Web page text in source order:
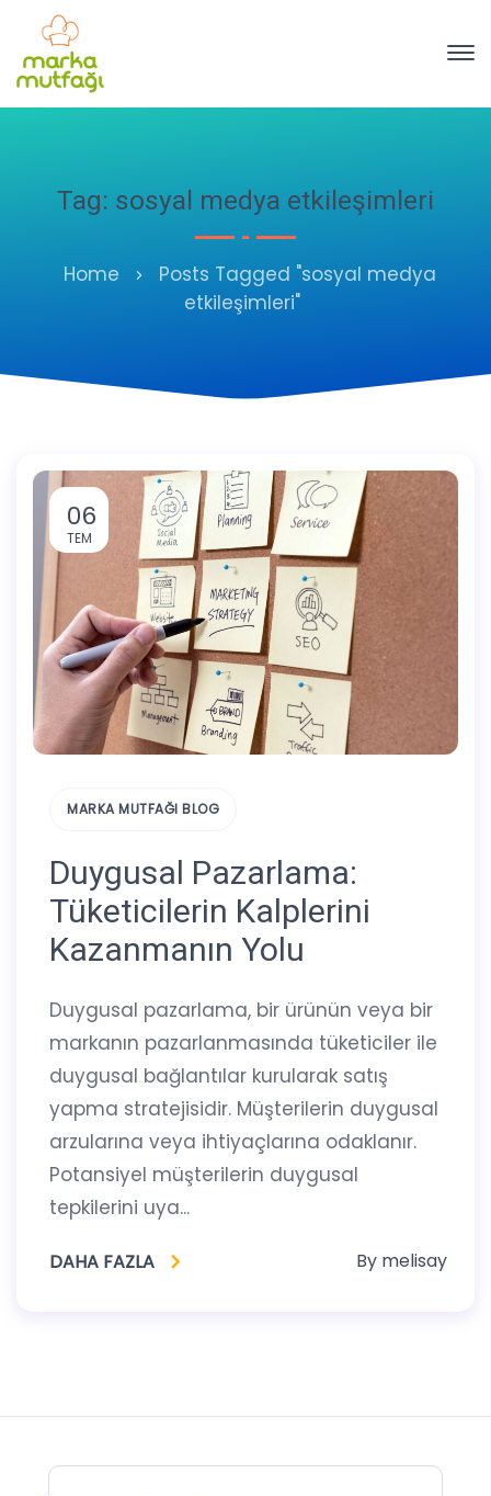
Tag: sosyal medya etkileşimleri
Home
Posts Tagged "sosyal medya
etkileşimleri"
06
TEM
MARKA MUTFAĞI BLOG
Duygusal Pazarlama:
Tüketicilerin Kalplerini
Kazanmanın Yolu
Duygusal pazarlama, bir ürünün veya bir
markanın pazarlanmasında tüketiciler ile
duygusal bağlantılar kurularak satış
yapma stratejisidir. Müşterilerin duygusal
arzularına veya ihtiyaçlarına odaklanır.
Potansiyel müşterilerin duygusal
tepkilerini uya...
DAHA FAZLA By melisay